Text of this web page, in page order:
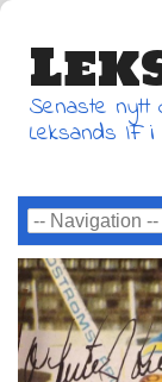
Senaste nytt
Leksands IF